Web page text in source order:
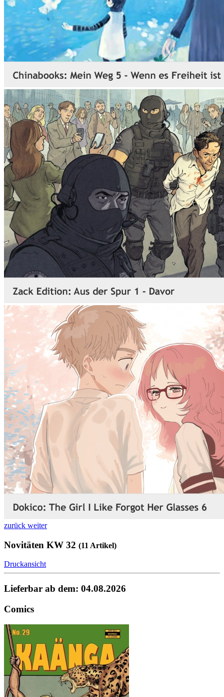
zurück weiter
Novitäten KW 32 (11 Artikel)
Druckansicht
Lieferbar ab dem: 04.08.2026
Comics